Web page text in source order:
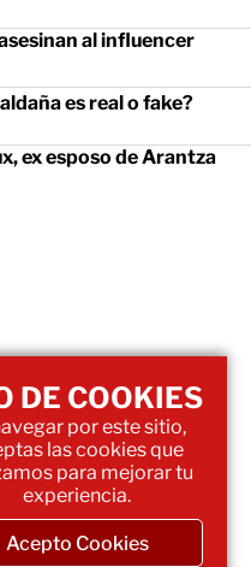
al influencer
es real o fake?
ex esposo de Arantza
DE COOKIES
por este sitio,
las cookies que
para mejorar tu
experiencia.
Acepto Cookies